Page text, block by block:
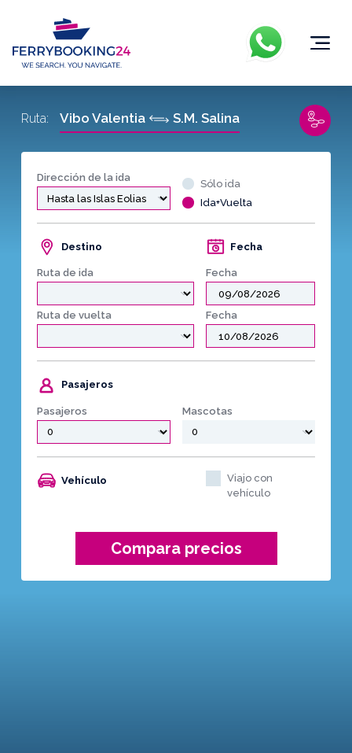
Dirección de la ida
Sólo ida
Ida+Vuelta
Destino
Ruta de ida
Fecha
Fecha
Ruta de vuelta Fecha
Pasajeros
Pasajeros Mascotas
Vehículo
Viajo con
vehículo
Compara precios
Ruta: Vibo Valentia S.M. Salina